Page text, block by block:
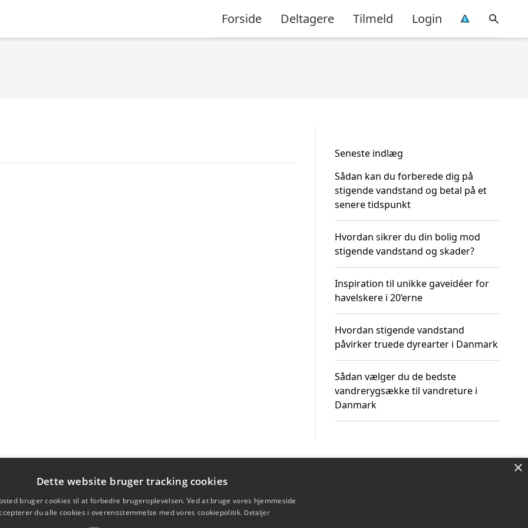
Forside Deltagere Tilmeld Login
Seneste indlæg
Sådan kan du forberede dig på
stigende vandstand og betal på et
senere tidspunkt
Hvordan sikrer du din bolig mod
stigende vandstand og skader?
Inspiration til unikke gaveidéer for
havelskere i 20’erne
Hvordan stigende vandstand
påvirker truede dyrearter i Danmark
Sådan vælger du de bedste
vandrerygsække til vandreture i
Danmark
×
Dette website bruger tracking cookies
bruger cookies til at forbedre brugeroplevelsen. Ved at bruge vores hjemmeside
du alle cookies i overensstemmelse med vores cookiepolitik. Detaljer